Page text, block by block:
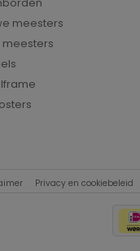
meesters
meesters
Privacy en cookiebeleid